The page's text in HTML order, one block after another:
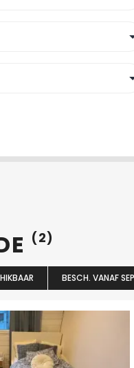
(2)
BESCH. VANAF